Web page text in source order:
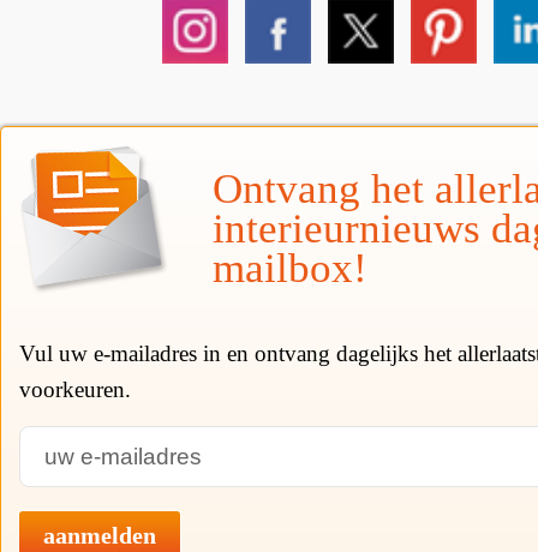
Ontvang het
interieurnieuws
mailbox!
Vul uw e-mailadres in en ontvang dagelijks het
voorkeuren.
aanmelden